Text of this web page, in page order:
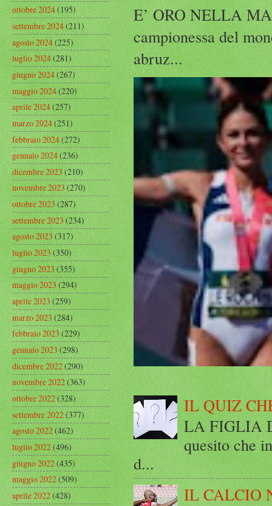
E’ ORO NELLA
campionessa del
abruz...
IL QUIZ
LA FIGLIA
quesito che
d...
IL CALCIO
ottobre 2024(195)
settembre 2024(211)
agosto 2024(225)
luglio 2024(281)
giugno 2024(267)
maggio 2024(220)
aprile 2024(257)
marzo 2024(251)
febbraio 2024(272)
gennaio 2024(236)
dicembre 2023(210)
novembre 2023(270)
ottobre 2023(287)
settembre 2023(234)
agosto 2023(317)
luglio 2023(350)
giugno 2023(355)
maggio 2023(294)
aprile 2023(259)
marzo 2023(284)
febbraio 2023(229)
gennaio 2023(298)
dicembre 2022(290)
novembre 2022(363)
ottobre 2022(328)
settembre 2022(377)
agosto 2022(462)
luglio 2022(496)
giugno 2022(435)
maggio 2022(509)
aprile 2022(428)